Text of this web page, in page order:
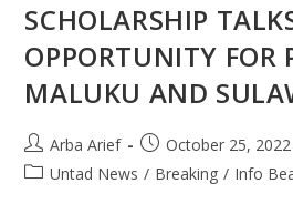
SCHOLARSHIP
OPPORTUNITY FOR
MALUKU AND
Arba Arief
October 25, 2022
Untad News / Breaking / Info